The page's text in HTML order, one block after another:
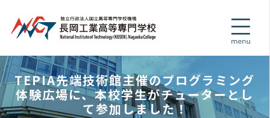
TEPIA先端技術館主催のプログラミング
体験広場に、本校学生がチューターとし
て参加しました！